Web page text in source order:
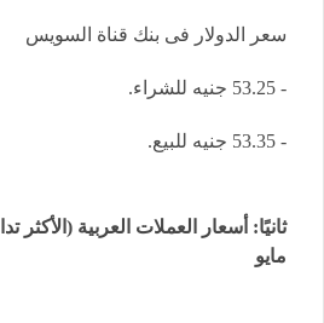
سعر الدولار فى بنك قناة السويس
- 53.25 جنيه للشراء.
- 53.35 جنيه للبيع.
مايو